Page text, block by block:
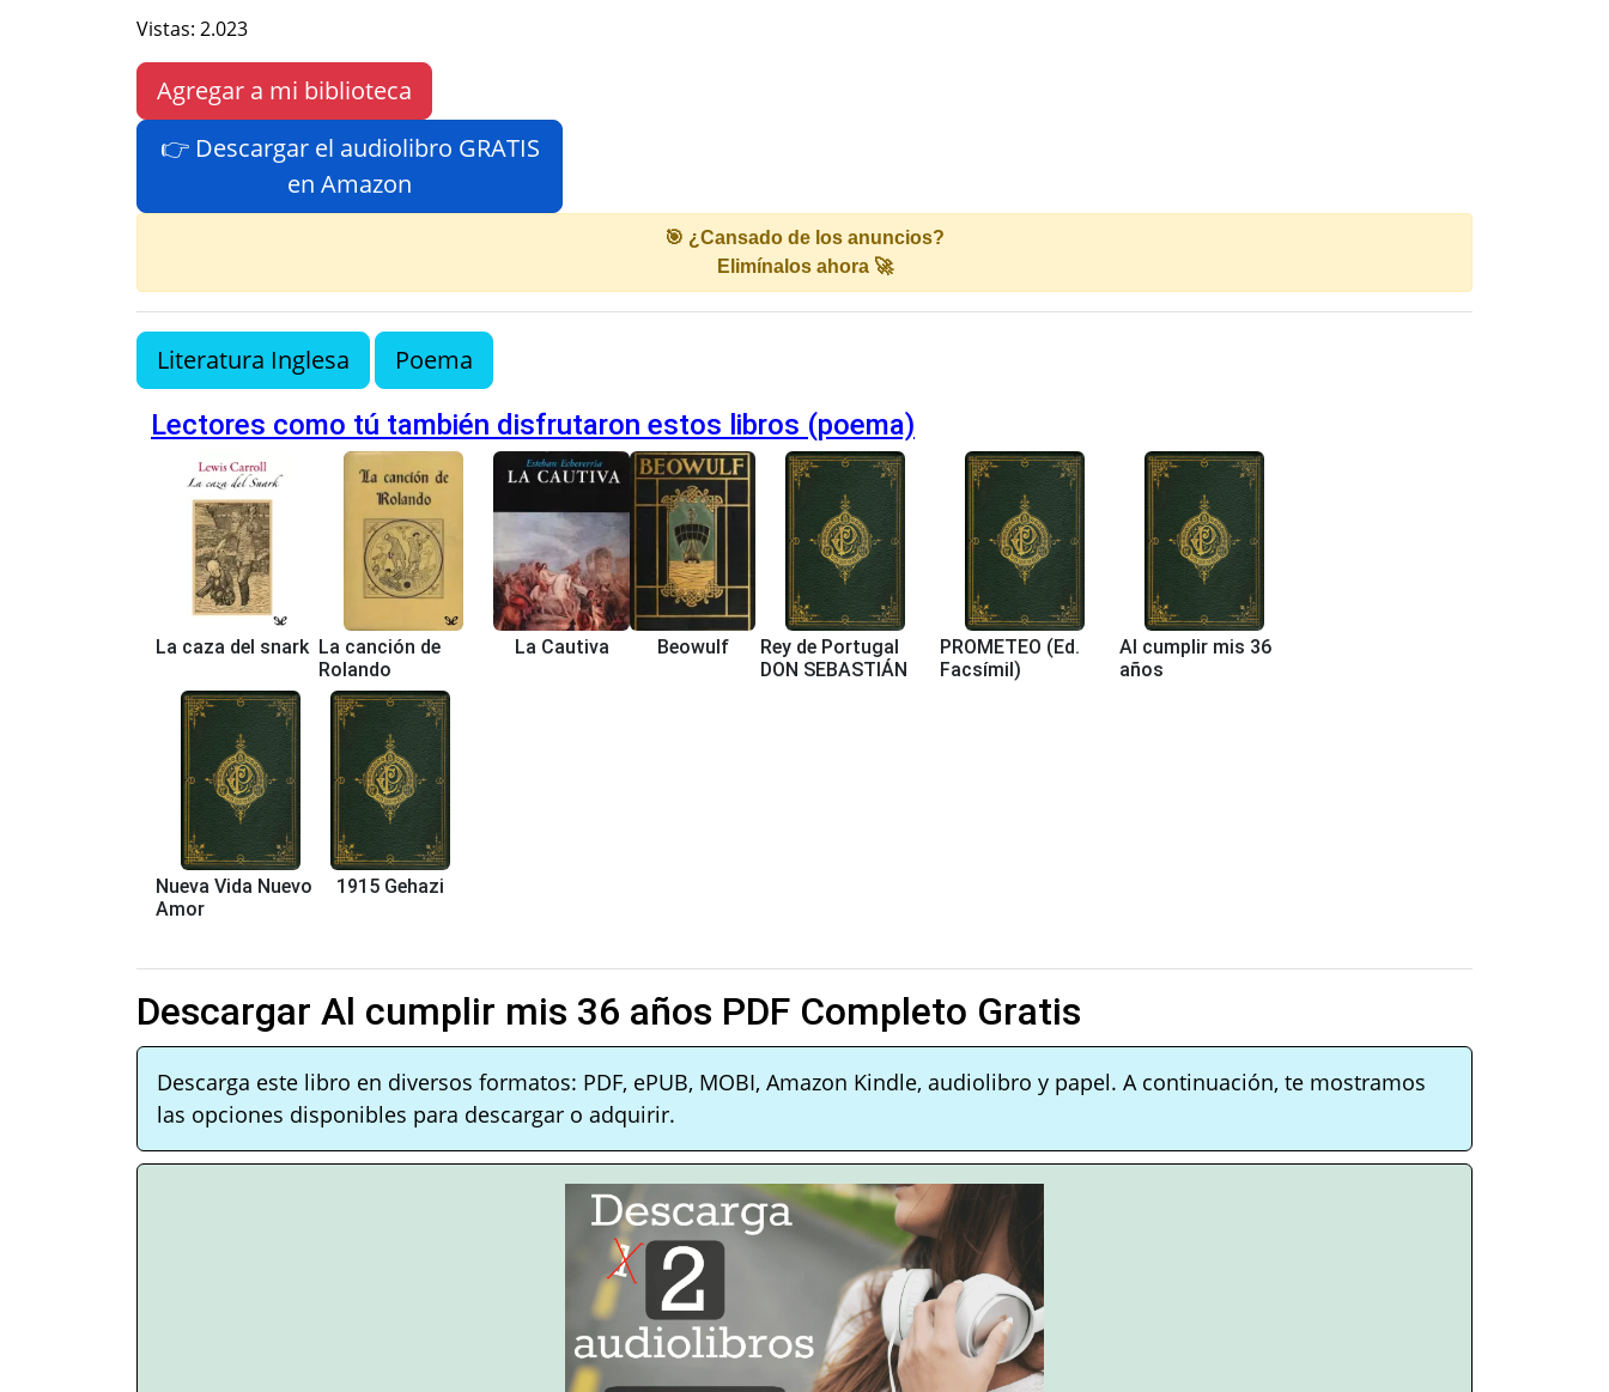
Vistas: 2.023
Agregar a mi biblioteca
👉 Descargar el audiolibro GRATIS
en Amazon
🎯 ¿Cansado de los anuncios?
Elimínalos ahora 🚀
Literatura Inglesa Poema
Lectores como tú también disfrutaron estos libros (poema)
La caza del snark La canción de
Rolando
La Cautiva Beowulf
Rey de Portugal
DON SEBASTIÁN
PROMETEO (Ed.
Facsímil)
Al cumplir mis 36
años
Nueva Vida Nuevo
Amor
1915 Gehazi
Descargar Al cumplir mis 36 años PDF Completo Gratis
Descarga este libro en diversos formatos: PDF, ePUB, MOBI, Amazon Kindle, audiolibro y papel. A continuación, te mostramos
las opciones disponibles para descargar o adquirir.